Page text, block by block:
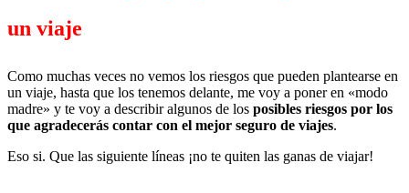
un viaje
Como muchas veces no vemos los riesgos que pueden plantearse en
un viaje, hasta que los tenemos delante, me voy a poner en «modo
madre» y te voy a describir algunos de los posibles riesgos por los
que agradecerás contar con el mejor seguro de viajes.
Eso si. Que las siguiente líneas ¡no te quiten las ganas de viajar!